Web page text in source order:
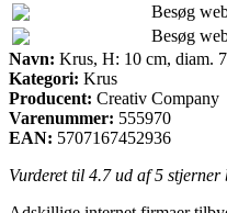
Besøg
Besøg
Navn: Krus, H: 10 cm, diam.
Kategori: Krus
Producent: Creativ Company
Varenummer: 555970
EAN: 5707167452936
Vurderet til 4.7ud af 5 stjerner